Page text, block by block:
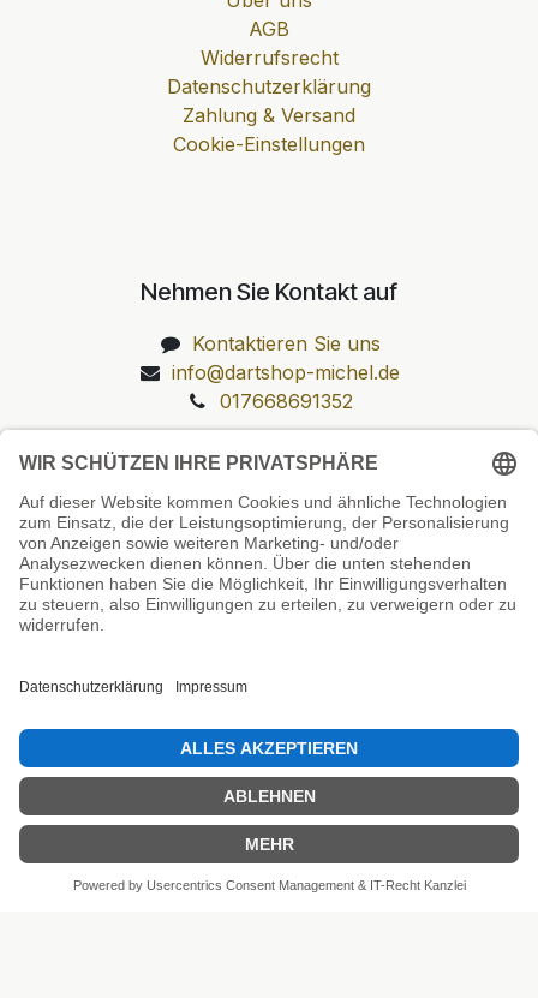
AGB
Widerrufsrecht
Datenschutzerklärung
Zahlung & Versand
Cookie-Einstellungen
Nehmen Sie Kontakt auf
Kontaktieren Sie uns
info@dartshop-michel.de
017668691352
Unsere Prüfsiegel